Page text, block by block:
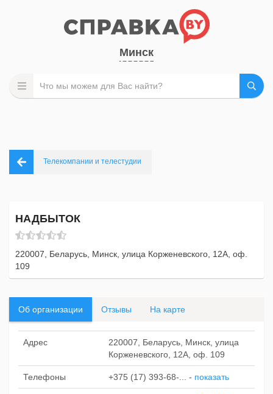
Минск
Телекомпании и телестудии
НАДБЫТОК
220007, Беларусь, Минск, улица Корженевского, 12А, оф.
109
Об организации Отзывы На карте
Адрес
220007, Беларусь, Минск, улица
Корженевского, 12А, оф. 109
Телефоны +375 (17) 393-68-... - показать